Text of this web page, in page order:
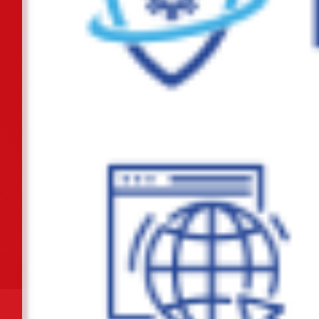
tra thực tế tại các trường học đề...
Lễ ra quân thực hiện cao điểm xây dựng địa bàn không ma túy năm
Hội nghị Bồi dưỡng lý luận chính trị năm 2025 cho đội ngũ giáo viên
Liên đoàn Lao động thành phố và Bảo hiểm xã hội thành phố ký kết
chương trình phối hợp giai đoạn...
Ban hành Kế hoạch tổ chức các hoạt động ý nghĩa chào mừng Kỷ niệm
80 năm Cách mạng Tháng Tám và...
Tiếp tục thực hiện chuỗi các hoạt động tri ân nhân dịp kỷ niệm 78 năm
Chủ động ứng phó với vùng áp thấp có khả năng mạnh lên thành áp